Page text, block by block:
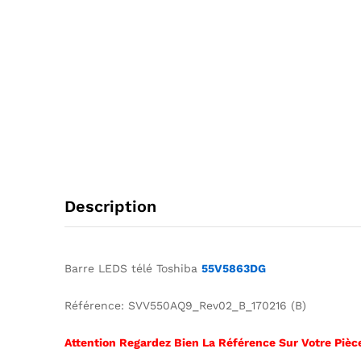
Description
Barre LEDS télé Toshiba 55V5863DG
Référence: SVV550AQ9_Rev02_B_170216 (B)
Attention Regardez Bien La Référence Sur Votre